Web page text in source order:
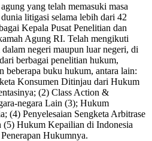
yang telah memasuki masa
litigasi selama lebih dari 42
Kepala Pusat Penelitian dan
Agung RI. Telah mengikuti
negeri maupun luar negeri, di
berbagai penelitian hukum,
beberapa buku hukum, antara lain:
Konsumen Ditinjau dari Hukum
(2) Class Action &
negara Lain (3); Hukum
(4) Penyelesaian Sengketa Arbitrase
(5) Hukum Kepailian di Indonesia
Hukumnya.